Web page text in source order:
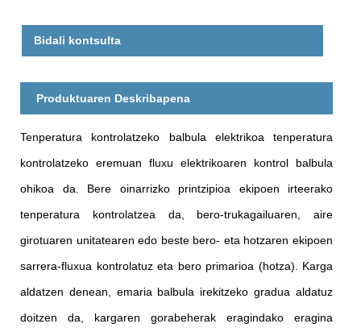
Bidali kontsulta
Produktuaren Deskribapena
Tenperatura kontrolatzeko balbula elektrikoa tenperatura
kontrolatzeko eremuan fluxu elektrikoaren kontrol balbula
ohikoa da. Bere oinarrizko printzipioa ekipoen irteerako
tenperatura kontrolatzea da, bero-trukagailuaren, aire
girotuaren unitatearen edo beste bero- eta hotzaren ekipoen
sarrera-fluxua kontrolatuz eta bero primarioa (hotza). Karga
aldatzen denean, emaria balbula irekitzeko gradua aldatuz
doitzen da, kargaren gorabeherak eragindako eragina